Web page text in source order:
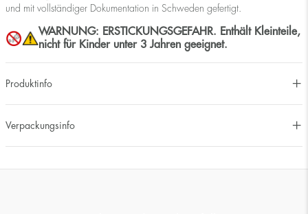
und mit vollständiger Dokumentation in Schweden gefertigt.
WARNUNG: ERSTICKUNGSGEFAHR. Enthält Kleinteile,
nicht für Kinder unter 3 Jahren geeignet.
Produktinfo
Verpackungsinfo